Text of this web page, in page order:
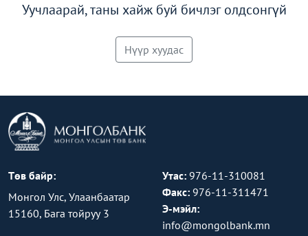
Уучлаарай, таны хайж буй бичлэг олдсонгүй
Нүүр хуудас
Төв байр:
Монгол Улс, Улаанбаатар
15160, Бага тойруу 3
Утас: 976-11-310081
Факс: 976-11-311471
Э-мэйл:
info@mongolbank.mn